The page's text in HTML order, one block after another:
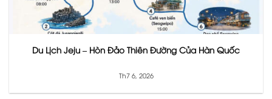
Du Lịch Jeju – Hòn Đảo Thiên Đường Của Hàn Quốc
Th7 6, 2026